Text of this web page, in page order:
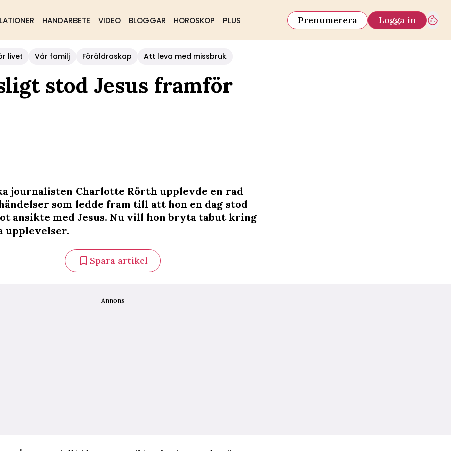
HANDARBETE VIDEO BLOGGAR HOROSKOP PLUS Prenumerera Logga in
livet Vår familj Föräldraskap Att leva med missbruk
stod Jesus framför
journalisten Charlotte Rörth upplevde en rad
som ledde fram till att hon en dag stod
ansikte med Jesus. Nu vill hon bryta tabut kring
upplevelser.
Spara artikel
Annons